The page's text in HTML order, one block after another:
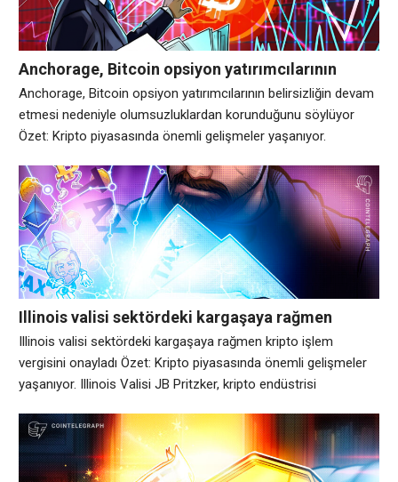
gösteriyor.
Anchorage, Bitcoin opsiyon yatırımcılarının
belirsizliğin devam etmesi nedeniyle
olumsuzluklardan korunduğunu söylüyor
Anchorage, Bitcoin opsiyon yatırımcılarının belirsizliğin devam
etmesi nedeniyle olumsuzluklardan korunduğunu söylüyor
Özet: Kripto piyasasında önemli gelişmeler yaşanıyor.
araştırmasına göre, Bitcoin opsiyon yatırımcıları olumsuz
koruma konusunda yoğun bir şekilde konumlanmaya devam
ediyor; hem kripto yerli hem de borsada işlem gören fon
yatırımcıları aşağı yönlü hedgelere yönelik talebin arttığını
gösteriyor.
Illinois valisi sektördeki kargaşaya rağmen
kripto işlem vergisini onayladı
Illinois valisi sektördeki kargaşaya rağmen kripto işlem
vergisini onayladı Özet: Kripto piyasasında önemli gelişmeler
yaşanıyor. Illinois Valisi JB Pritzker, kripto endüstrisi
rağmen, Salı günü kripto işlemlerine yüzde 0,2 oranında
“imtiyaz vergisi” de dahil olmak üzere 55,9 milyar dolarlık bir
eyalet bütçe tasarısını yasalaştırdı. Salı günkü imza öncesinde